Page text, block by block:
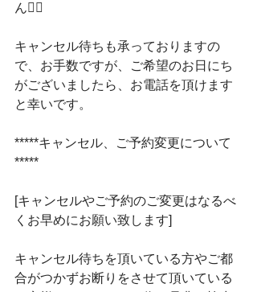
ん🙇‍♂️﻿
キャンセル待ちも承っておりますの
で、お手数ですが、ご希望のお日にち
がございましたら、お電話を頂けます
と幸いです。﻿
*****キャンセル、ご予約変更について
*****﻿
[キャンセルやご予約のご変更はなるべ
くお早めにお願い致します]﻿
キャンセル待ちを頂いている方やご都
合がつかずお断りをさせて頂いている